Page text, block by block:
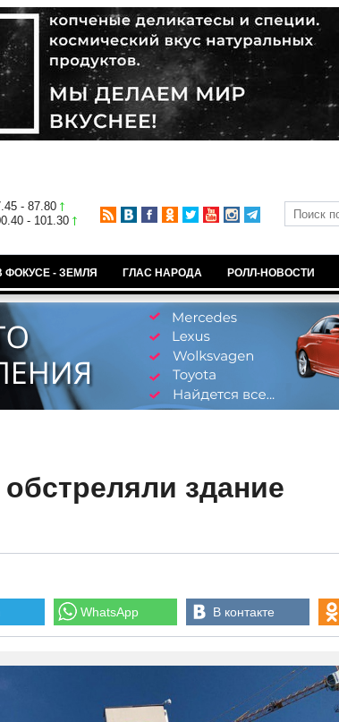
- 87.80
- 101.30
ФОКУСЕ - ЗЕМЛЯ ГЛАС НАРОДА РОЛЛ-НОВОСТИ
здание
WhatsApp В контакте